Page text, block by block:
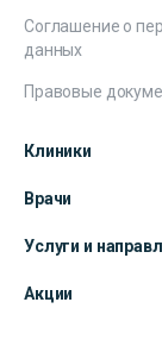
Соглашение о
данных
Правовые
Клиники
Врачи
Услуги и
Акции